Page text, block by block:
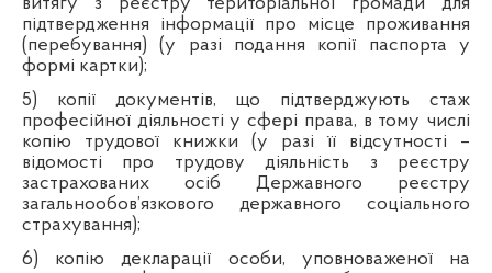
підтвердження інформації про місце проживання
(перебування) (у разі подання копії паспорта у
формі картки);
5) копії документів, що підтверджують стаж
професійної діяльності у сфері права, в тому числі
копію трудової книжки (у разі її відсутності –
відомості про трудову діяльність з реєстру
застрахованих осіб Державного реєстру
загальнообов’язкового державного соціального
страхування);
6) копію декларації особи, уповноваженої на